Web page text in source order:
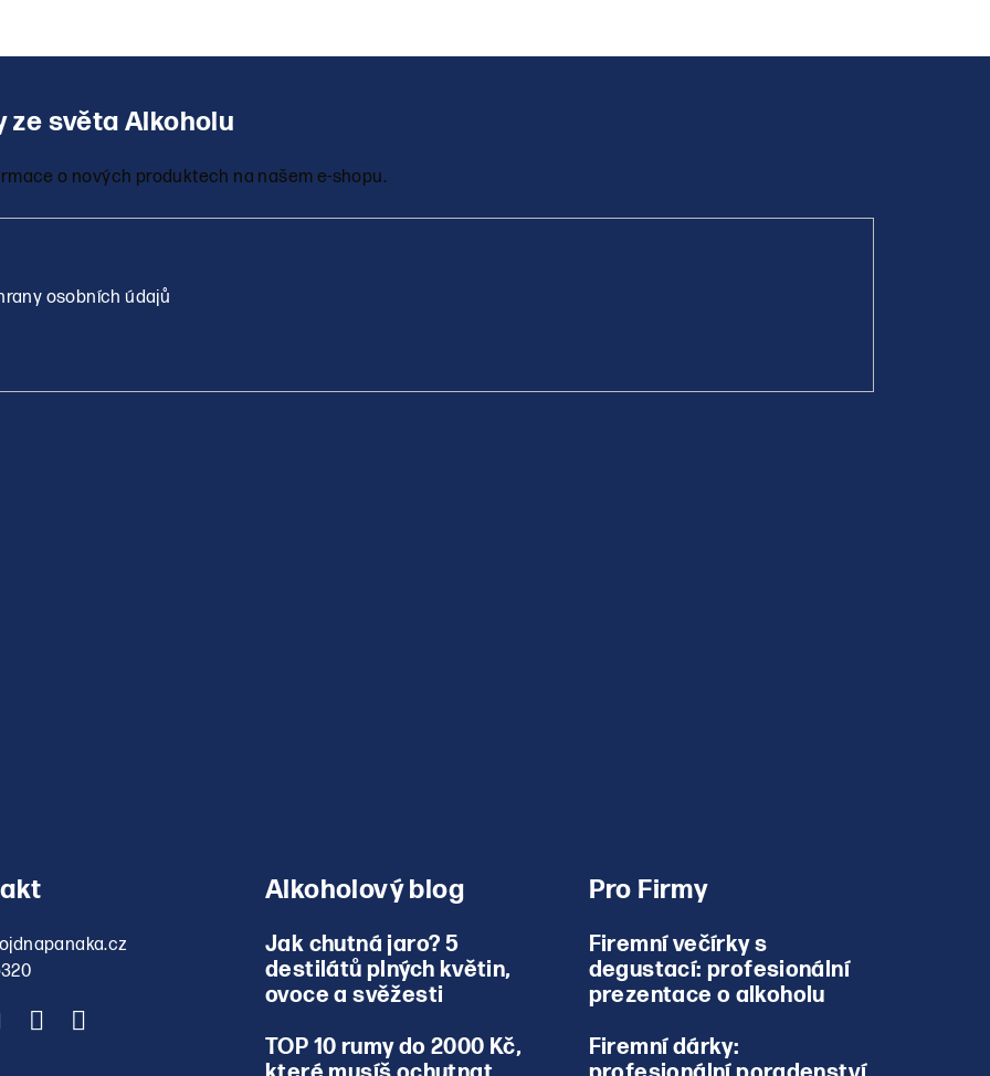
o nových produktech na našem e-shopu.
osobních údajů
Alkoholový blog
Jak chutná jaro? 5
destilátů plných květin,
ovoce a svěžesti
TOP 10 rumy do 2000 Kč,
Pro Firmy
Firemní večírky s
degustací: profesionální
prezentace o alkoholu
Firemní dárky: